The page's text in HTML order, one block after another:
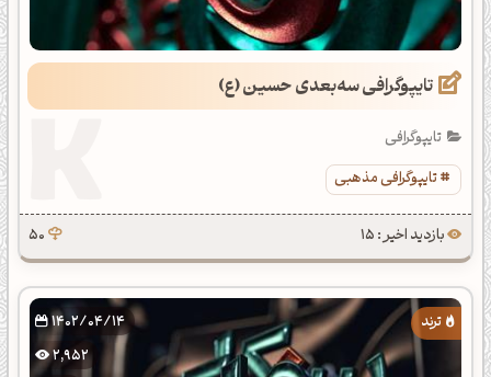
تایپوگرافی سه‌بعدی حسین (ع)
تایپوگرافی
تایپوگرافی مذهبی
بازدید اخیر : 15 50
1402/04/14
2,952